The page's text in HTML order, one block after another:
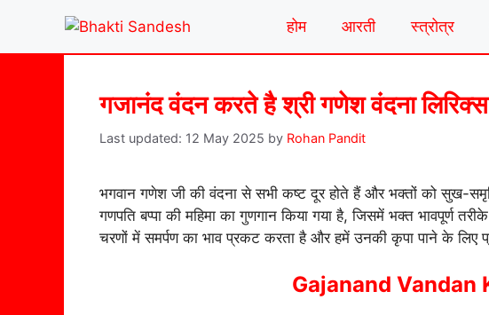
content
होम आरती स्त्रोत्र
गजानंद वंदन करते है श्री गणेश वंदना लिरिक्स
12 May 2025 by Rohan Pandit
भगवान गणेश जी की वंदना से सभी कष्ट दूर होते हैं और भक्तों को सुख-
गणपति बप्पा की महिमा का गुणगान किया गया है, जिसमें भक्त भावपूर्ण
चरणों में समर्पण का भाव प्रकट करता है और हमें उनकी कृपा पाने के लिए
Gajanand Vandan